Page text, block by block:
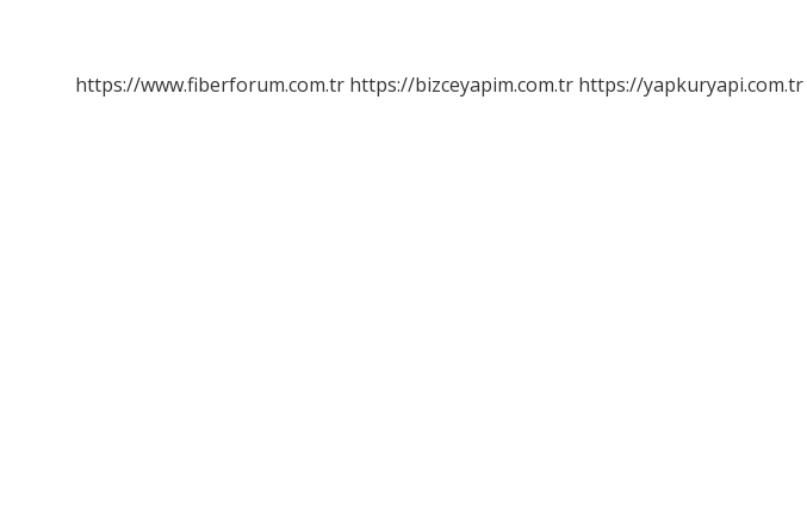
https://www.fiberforum.com.tr https://bizceyapim.com.tr https://yapkuryapi.com.tr